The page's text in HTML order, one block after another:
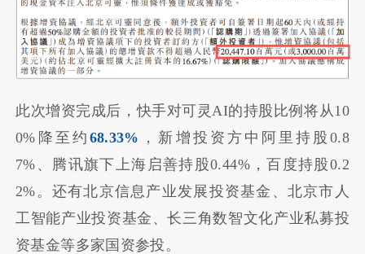
此次增资完成后，快手对可灵AI的持股比例将从10
0%降至约 68.33% ，新增投资方中阿里持股0.8
7%、腾讯旗下上海启善持股0.44%，百度持股0.2
2%。还有北京信息产业发展投资基金、北京市人
工智能产业投资基金、长三角数智文化产业私募投
资基金等多家国资参投。